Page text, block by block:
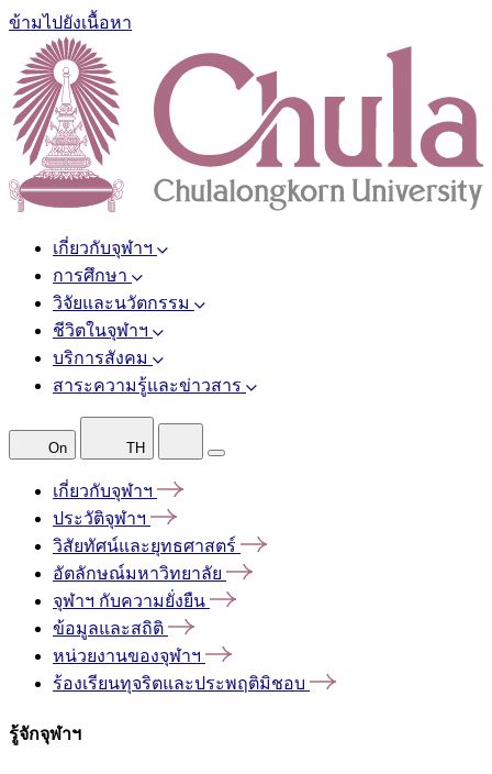
ข้ามไปยังเนื้อหา
เกี่ยวกับจุฬาฯ
การศึกษา
วิจัยและนวัตกรรม
ชีวิตในจุฬาฯ
บริการสังคม
สาระความรู้และข่าวสาร
On TH
เกี่ยวกับจุฬาฯ
ประวัติจุฬาฯ
วิสัยทัศน์และยุทธศาสตร์
อัตลักษณ์มหาวิทยาลัย
จุฬาฯ กับความยั่งยืน
ข้อมูลและสถิติ
หน่วยงานของจุฬาฯ
ร้องเรียนทุจริตและประพฤติมิชอบ
รู้จักจุฬาฯ